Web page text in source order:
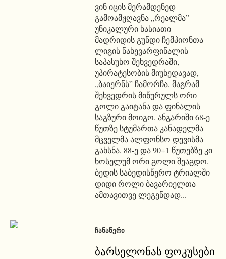
ვინ იცის მერამდენედ
გამოამჟღავნა „რეალმა”
უნიკალური ხასიათი —
მადრიდის გუნდი ჩემპიონთა
ლიგის ნახევარფინალის
საპასუხო შეხვედრაში,
უპირატესობის მიუხედავად,
„ბაიერნს” ჩამორჩა, მაგრამ
შეხვედრის მიწურულს ორი
გოლი გაიტანა და ფინალის
საგზური მოიგო. ანგარიში 68-ე
წუთზე სტუმართა კანადელმა
მცველმა ალფონსო დევისმა
გახსნა, 88-ე და 90+1 წუთებზე კი
ხოსელუმ ორი გოლი შეაგდო.
ბედის საბედისწერო ტრიალში
დიდი როლი ბავარიელთა
ამთავითვე ლეგენდად...
ᲩᲐᲜᲐᲬᲔᲠᲘ
ბარსელონას ფოკუსები